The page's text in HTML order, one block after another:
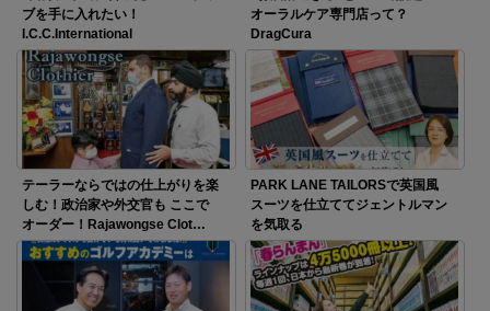
ブを手に入れたい！
I.C.C.International
オーラルケア専門店って？
DragCura
テーラーならではの仕上がりを楽
しむ！政治家や外交官も ここで
オーダー！Rajawongse Clot…
PARK LANE TAILORSで英国風
スーツを仕立ててジェントルマン
を気取る